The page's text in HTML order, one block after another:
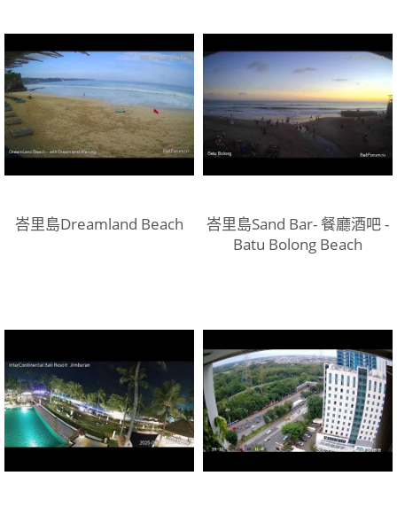
峇里島Dreamland Beach
峇里島Sand Bar- 餐廳酒吧 -
Batu Bolong Beach